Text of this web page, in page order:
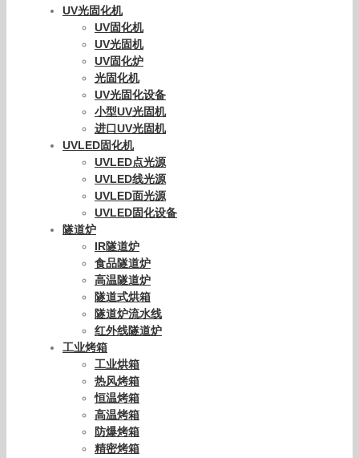
UV光固化机
UV固化机
UV光固机
UV固化炉
光固化机
UV光固化设备
小型UV光固机
进口UV光固机
UVLED固化机
UVLED点光源
UVLED线光源
UVLED面光源
UVLED固化设备
隧道炉
IR隧道炉
食品隧道炉
高温隧道炉
隧道式烘箱
隧道炉流水线
红外线隧道炉
工业烤箱
工业烘箱
热风烤箱
恒温烤箱
高温烤箱
防爆烤箱
精密烤箱